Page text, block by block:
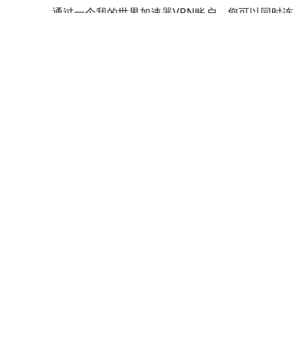
通过一个我的世界加速器VPN账户，您可以同时连